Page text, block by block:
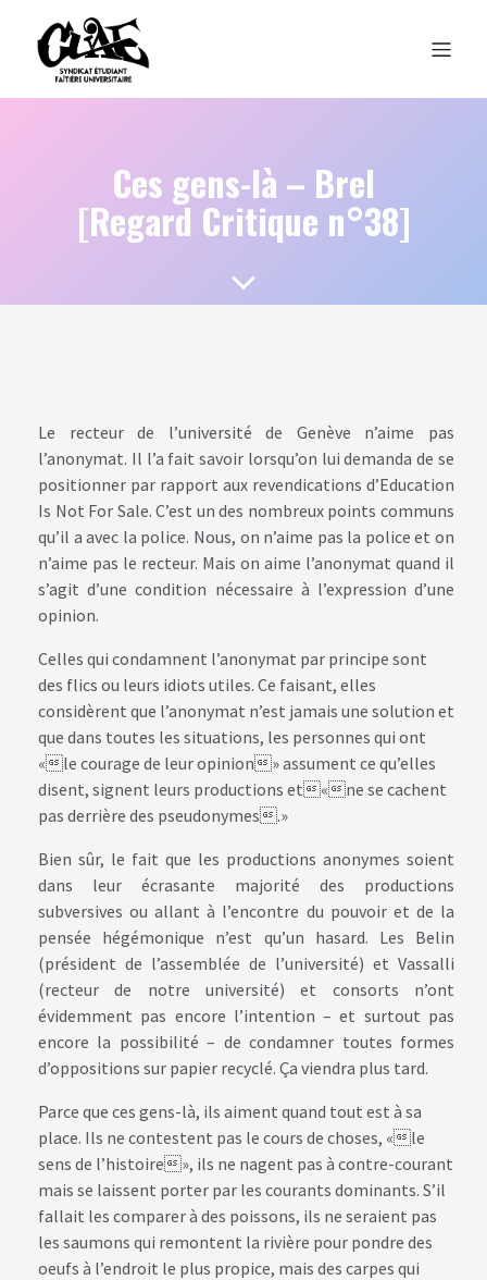
Ces gens-là – Brel
[Regard Critique n°38]
Le recteur de l’université de Genève n’aime pas
l’anonymat. Il l’a fait savoir lorsqu’on lui demanda de se
positionner par rapport aux revendications d’Education
Is Not For Sale. C’est un des nombreux points communs
qu’il a avec la police. Nous, on n’aime pas la police et on
n’aime pas le recteur. Mais on aime l’anonymat quand il
s’agit d’une condition nécessaire à l’expression d’une
opinion.
Celles qui condamnent l’anonymat par principe sont
des flics ou leurs idiots utiles. Ce faisant, elles
considèrent que l’anonymat n’est jamais une solution et
que dans toutes les situations, les personnes qui ont
«le courage de leur opinion» assument ce qu’elles
disent, signent leurs productions et«ne se cachent
pas derrière des pseudonymes.»
Bien sûr, le fait que les productions anonymes soient
dans leur écrasante majorité des productions
subversives ou allant à l’encontre du pouvoir et de la
pensée hégémonique n’est qu’un hasard. Les Belin
(président de l’assemblée de l’université) et Vassalli
(recteur de notre université) et consorts n’ont
évidemment pas encore l’intention – et surtout pas
encore la possibilité – de condamner toutes formes
d’oppositions sur papier recyclé. Ça viendra plus tard.
Parce que ces gens-là, ils aiment quand tout est à sa
place. Ils ne contestent pas le cours de choses, «le
sens de l’histoire», ils ne nagent pas à contre-courant
mais se laissent porter par les courants dominants. S’il
fallait les comparer à des poissons, ils ne seraient pas
les saumons qui remontent la rivière pour pondre des
oeufs à l’endroit le plus propice, mais des carpes qui